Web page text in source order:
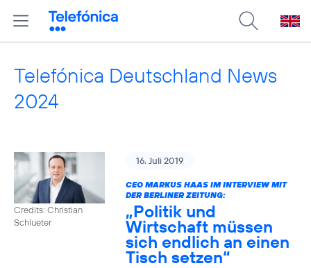
Telefónica Deutschland News
2024
Credits: Christian
Schlueter
16. Juli 2019
CEO MARKUS HAAS IM INTERVIEW MIT
DER BERLINER ZEITUNG:
„Politik und
Wirtschaft müssen
sich endlich an einen
Tisch setzen“